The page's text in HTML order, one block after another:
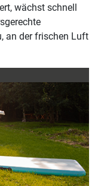
wächst schnell
an der frischen Luft